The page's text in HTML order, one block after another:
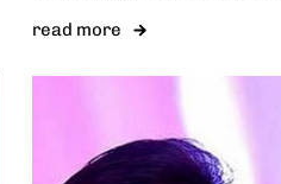
read more